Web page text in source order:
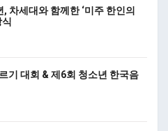
차세대와 함께한 ‘미주 한인의
기 대회 & 제6회 청소년 한국음